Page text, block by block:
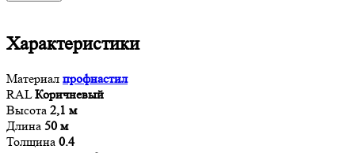
Характеристики
Материал профнастил
RALКоричневый
Высота 2,1 м
Длина 50 м
Толщина 0.4